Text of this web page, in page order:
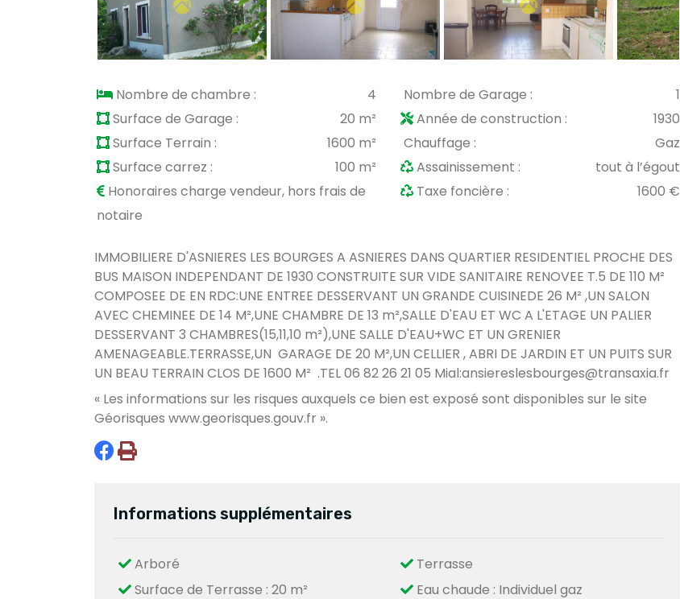
Nombre de chambre : 4 Nombre de Garage :
1
Surface de Garage :
20 m² Année de construction :
1930
Surface Terrain :
1600 m² Chauffage :
Gaz
Surface carrez :
100 m² Assainissement :
tout à l’égout
Honoraires charge vendeur, hors frais de
notaire
Taxe foncière : 1600 €
IMMOBILIERE D'ASNIERES LES BOURGES A ASNIERES DANS QUARTIER RESIDENTIEL PROCHE DES
BUS MAISON INDEPENDANT DE 1930 CONSTRUITE SUR VIDE SANITAIRE RENOVEE T.5 DE 110 M²
COMPOSEE DE EN RDC:UNE ENTREE DESSERVANT UN GRANDE CUISINEDE 26 M² ,UN SALON
AVEC CHEMINEE DE 14 M²,UNE CHAMBRE DE 13 m²,SALLE D'EAU ET WC A L'ETAGE UN PALIER
DESSERVANT 3 CHAMBRES(15,11,10 m²),UNE SALLE D'EAU+WC ET UN GRENIER
AMENAGEABLE.TERRASSE,UN GARAGE DE 20 M²,UN CELLIER , ABRI DE JARDIN ET UN PUITS SUR
UN BEAU TERRAIN CLOS DE 1600 M² .TEL 06 82 26 21 05 Mial:ansiereslesbourges@transaxia.fr
« Les informations sur les risques auxquels ce bien est exposé sont disponibles sur le site
Géorisques www.georisques.gouv.fr ».
Informations supplémentaires
Arboré
Terrasse
Surface de Terrasse : 20 m²
Eau chaude : Individuel gaz